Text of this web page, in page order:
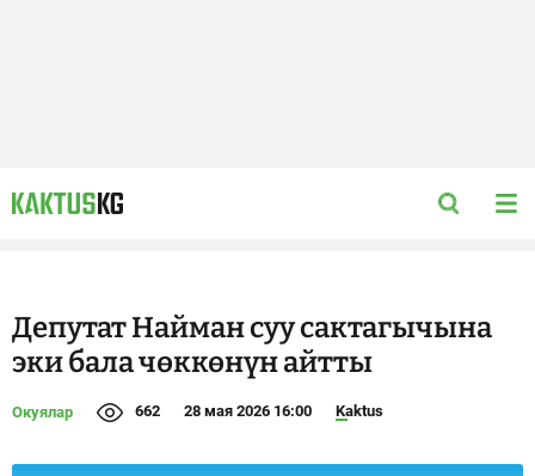
Депутат Найман суу сактагычына
эки бала чөккөнүн айтты
Окуялар 662 28 мая 2026 16:00 Kaktus